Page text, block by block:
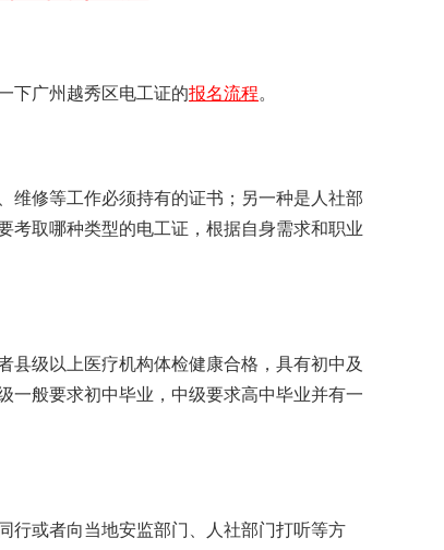
下广州越秀区电工证的报名流程。
维修等工作必须持有的证书；另一种是人社部
考取哪种类型的电工证，根据自身需求和职业
县级以上医疗机构体检健康合格，具有初中及
一般要求初中毕业，中级要求高中毕业并有一
行或者向当地安监部门、人社部门打听等方